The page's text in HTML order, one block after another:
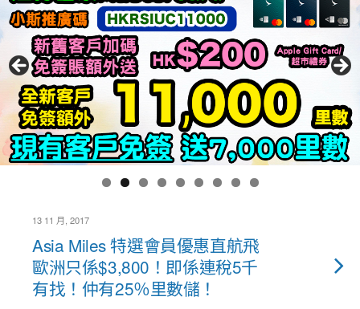
13 11 月, 2017
Asia Miles 特選會員優惠直航飛
歐洲只係$3,800！即係連稅5千
有找！仲有25％里數儲！